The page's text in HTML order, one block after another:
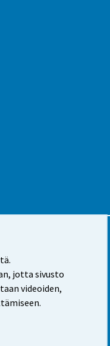
jotta sivusto
videoiden,